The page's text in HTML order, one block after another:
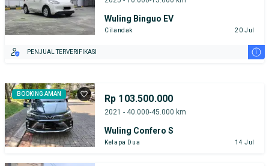
Wuling Binguo EV
Cilandak 20 Jul
PENJUAL TERVERIFIKASI i
BOOKING AMAN Rp 103.500.000
2021 - 40.000-45.000 km
Wuling Confero S
Kelapa Dua 14 Jul